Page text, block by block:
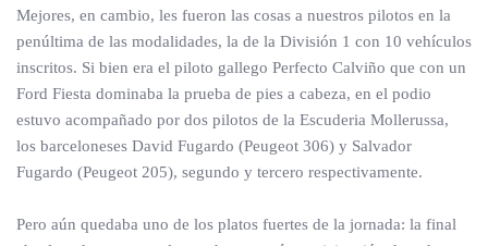
Mejores, en cambio, les fueron las cosas a nuestros pilotos en la
penúltima de las modalidades, la de la División 1 con 10 vehículos
inscritos. Si bien era el piloto gallego Perfecto Calviño que con un
Ford Fiesta dominaba la prueba de pies a cabeza, en el podio
estuvo acompañado por dos pilotos de la Escuderia Mollerussa,
los barceloneses David Fugardo (Peugeot 306) y Salvador
Fugardo (Peugeot 205), segundo y tercero respectivamente.
Pero aún quedaba uno de los platos fuertes de la jornada: la final